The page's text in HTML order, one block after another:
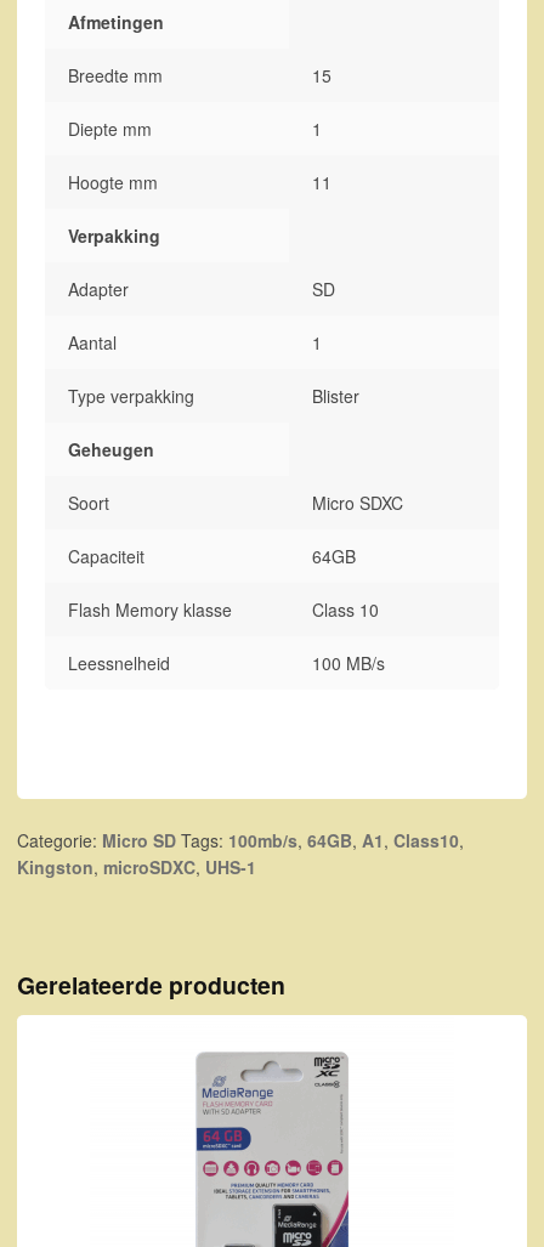
Afmetingen
Breedte mm 15
Diepte mm 1
Hoogte mm 11
Verpakking
Adapter SD
Aantal 1
Type verpakking Blister
Geheugen
Soort Micro SDXC
Capaciteit 64GB
Flash Memory klasse Class 10
Leessnelheid 100 MB/s
Categorie: Micro SD Tags: 100mb/s, 64GB, A1, Class10,
Kingston, microSDXC, UHS-1
Gerelateerde producten